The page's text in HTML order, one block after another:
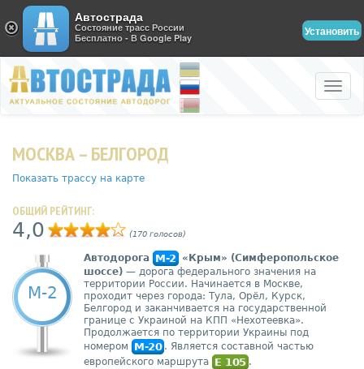
Автострада
Состояние трасс России
Бесплатно - В Google Play
Установить
Toggle
МОСКВА – БЕЛГОРОД
Показать трассу на карте
ОБЩИЙ РЕЙТИНГ:
4,0 (170 голосов)
М-2
Автодорога М-2
«Крым» (Симферопольское
шоссе) — дорога федерального значения на
территории России. Начинается в Москве,
проходит через города: Тула, Орёл, Курск,
Белгород и заканчивается на государственной
границе с Украиной на КПП «Нехотеевка».
Продолжается по территории Украины под
номером
М-20 . Является составной частью
европейского маршрута Е 105 .